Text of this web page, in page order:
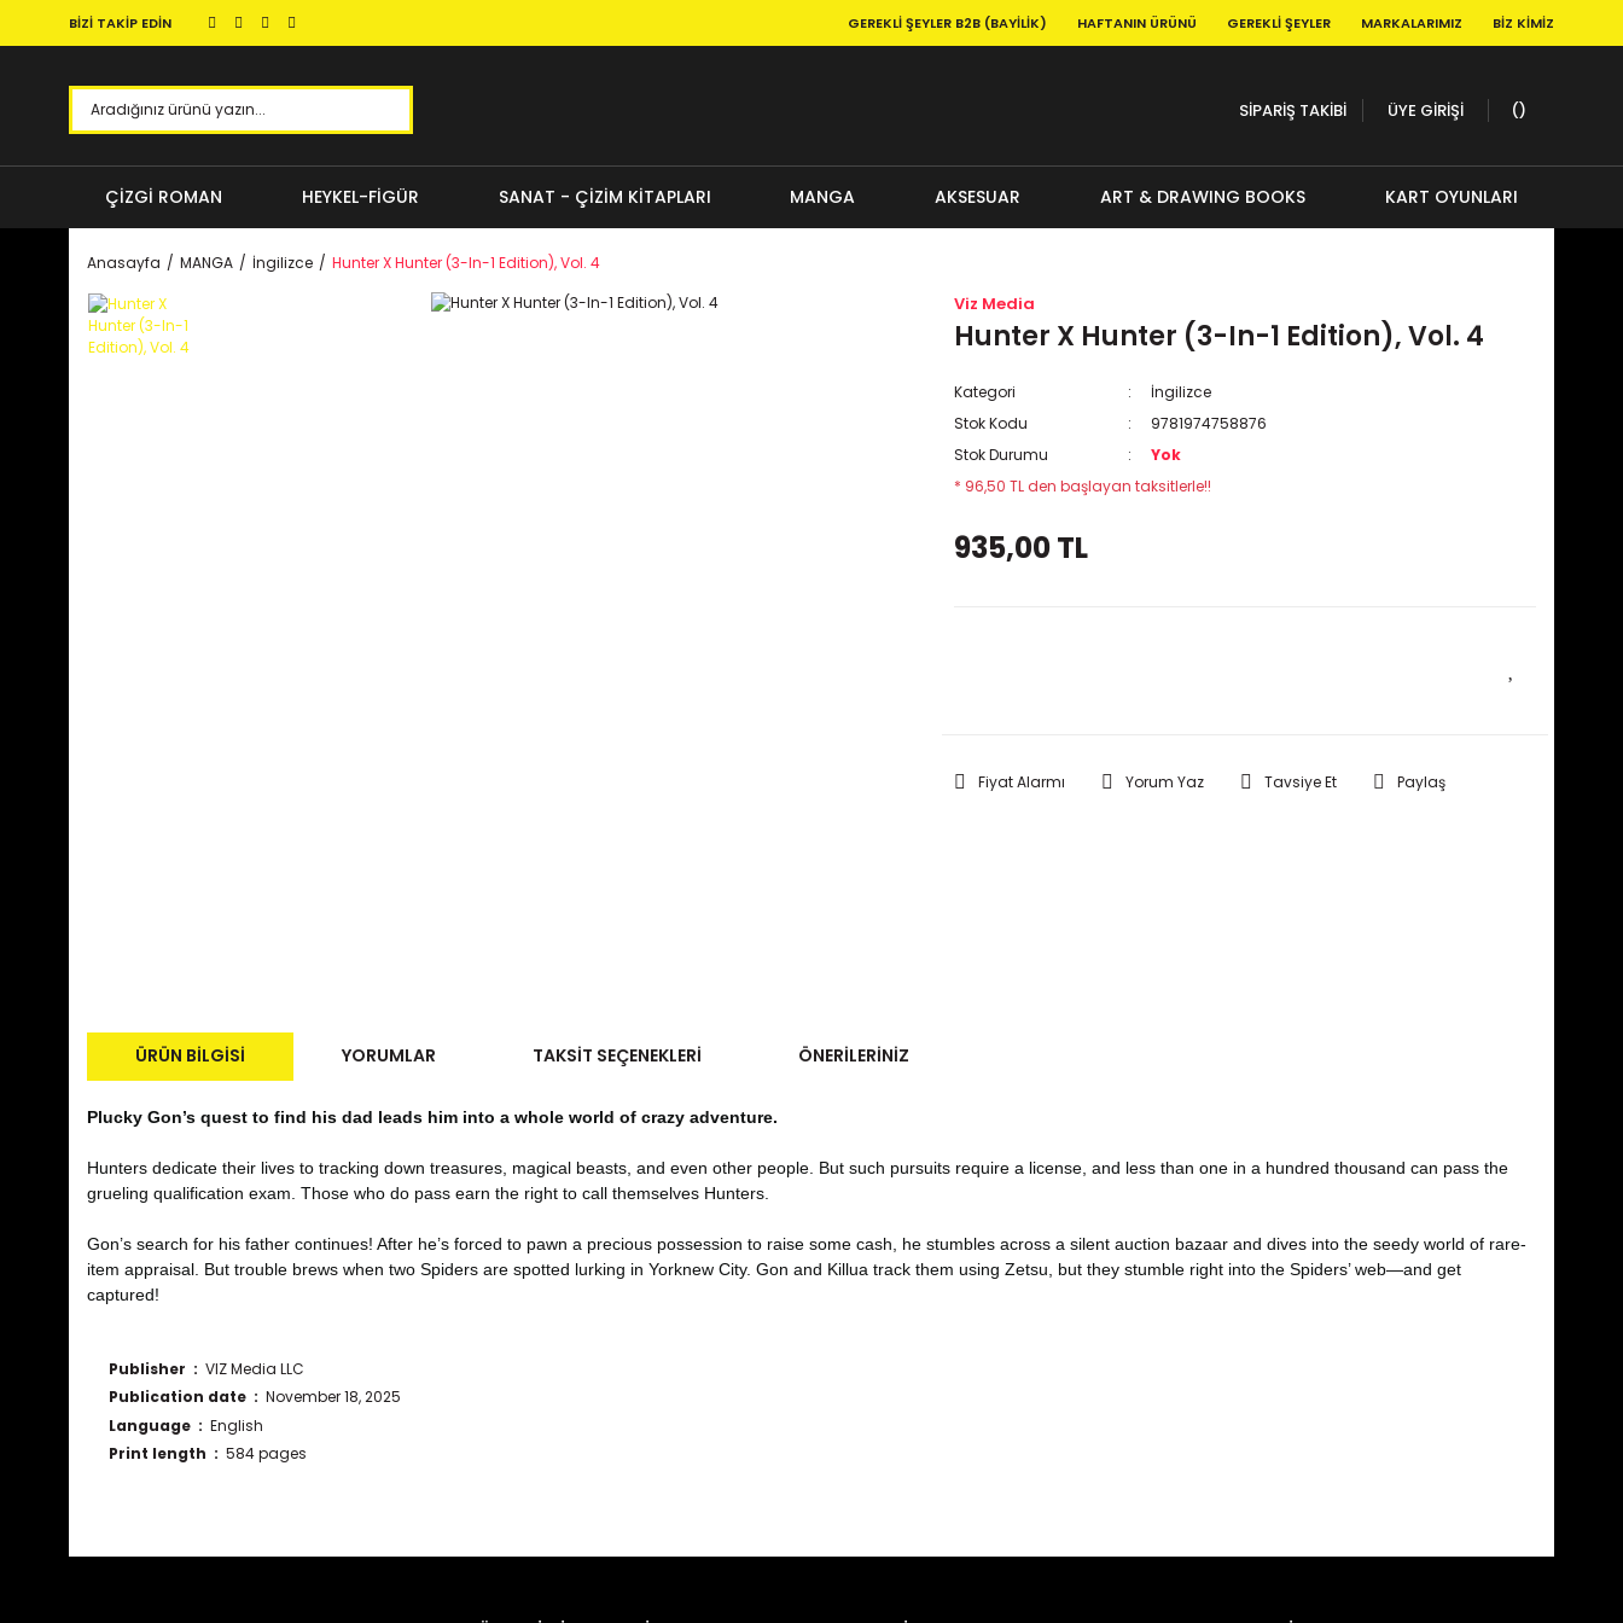
BİZİ TAKİP EDİN GEREKLI ŞEYLER B2B (BAYILIK) HAFTANIN ÜRÜNÜ GEREKLI ŞEYLER MARKALARIMIZ BIZ KIMIZ
SİPARİŞ TAKİBİ ÜYE GİRİŞİ
ÇİZGİ ROMAN HEYKEL-FİGÜR SANAT - ÇİZİM KİTAPLARI MANGA AKSESUAR ART & DRAWING BOOKS KART OYUNLARI
Anasayfa MANGA İngilizce Hunter X Hunter (3-In-1 Edition), Vol. 4
Viz Media
Hunter X Hunter (3-In-1 Edition), Vol. 4
Kategori
İngilizce
Stok Kodu
9781974758876
Stok Durumu
Yok
* 96,50 TL den başlayan taksitlerle!!
935,00 TL
Fiyat Alarmı Yorum Yaz Tavsiye Et Paylaş
ÜRÜN BILGISI YORUMLAR TAKSIT SEÇENEKLERI ÖNERILERINIZ
Plucky Gon’s quest to find his dad leads him into a whole world of crazy adventure.
Hunters dedicate their lives to tracking down treasures, magical beasts, and even other people. But such pursuits require a license, and less than one in a hundred thousand can pass the
grueling qualification exam. Those who do pass earn the right to call themselves Hunters.
Gon’s search for his father continues! After he’s forced to pawn a precious possession to raise some cash, he stumbles across a silent auction bazaar and dives into the seedy world of rare-
item appraisal. But trouble brews when two Spiders are spotted lurking in Yorknew City. Gon and Killua track them using Zetsu, but they stumble right into the Spiders’ web—and get
captured!
Publisher ‏ : ‎ VIZ Media LLC
Publication date ‏ : ‎ November 18, 2025
Language ‏ : ‎ English
Print length ‏ : ‎ 584 pages
Görüş ve önerileriniz için teşekkür ederiz.